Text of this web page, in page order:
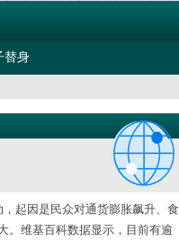
替身
起因是民众对通货膨胀飙升、食
。维基百科数据显示，目前有逾